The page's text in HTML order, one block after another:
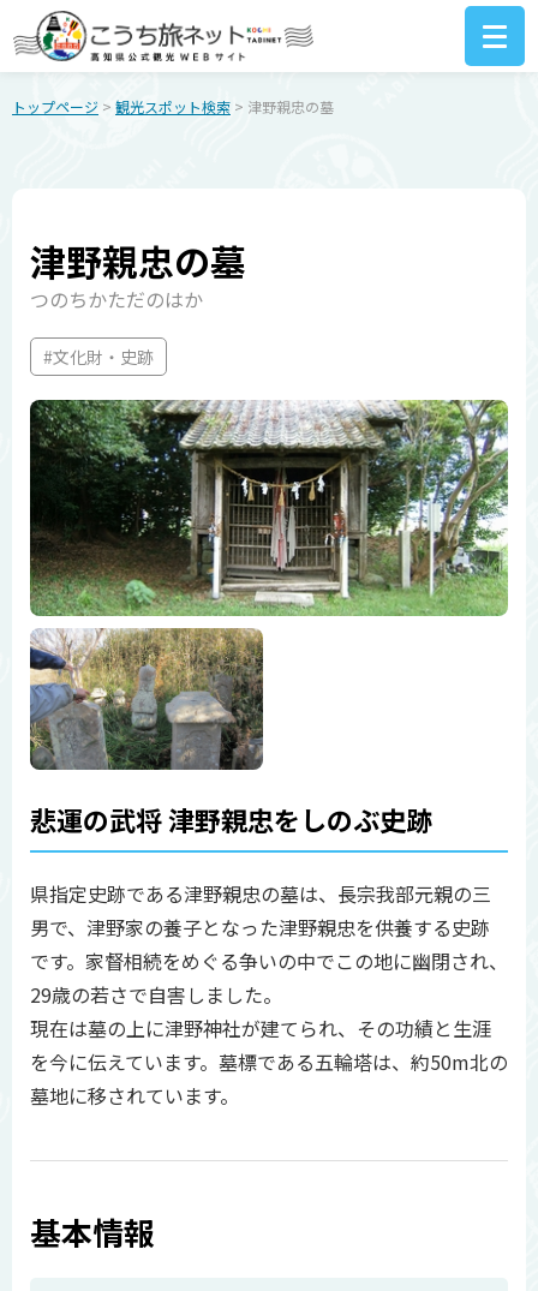
トップページ > 観光スポット検索 > 津野親忠の墓
津野親忠の墓
つのちかただのはか
#文化財・史跡
悲運の武将 津野親忠をしのぶ史跡
県指定史跡である津野親忠の墓は、長宗我部元親の三
男で、津野家の養子となった津野親忠を供養する史跡
です。家督相続をめぐる争いの中でこの地に幽閉され、
29歳の若さで自害しました。
現在は墓の上に津野神社が建てられ、その功績と生涯
を今に伝えています。墓標である五輪塔は、約50m北の
墓地に移されています。
基本情報